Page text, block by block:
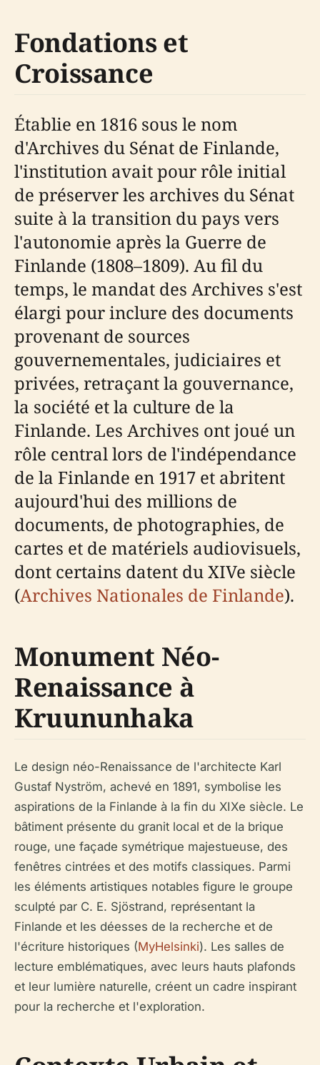
Fondations et
Croissance
Établie en 1816 sous le nom
d'Archives du Sénat de Finlande,
l'institution avait pour rôle initial
de préserver les archives du Sénat
suite à la transition du pays vers
l'autonomie après la Guerre de
Finlande (1808–1809). Au fil du
temps, le mandat des Archives s'est
élargi pour inclure des documents
provenant de sources
gouvernementales, judiciaires et
privées, retraçant la gouvernance,
la société et la culture de la
Finlande. Les Archives ont joué un
rôle central lors de l'indépendance
de la Finlande en 1917 et abritent
aujourd'hui des millions de
documents, de photographies, de
cartes et de matériels audiovisuels,
dont certains datent du XIVe siècle
(Archives Nationales de Finlande).
Monument Néo-
Renaissance à
Kruununhaka
Le design néo-Renaissance de l'architecte Karl
Gustaf Nyström, achevé en 1891, symbolise les
aspirations de la Finlande à la fin du XIXe siècle. Le
bâtiment présente du granit local et de la brique
rouge, une façade symétrique majestueuse, des
fenêtres cintrées et des motifs classiques. Parmi
les éléments artistiques notables figure le groupe
sculpté par C. E. Sjöstrand, représentant la
Finlande et les déesses de la recherche et de
l'écriture historiques (MyHelsinki). Les salles de
lecture emblématiques, avec leurs hauts plafonds
et leur lumière naturelle, créent un cadre inspirant
pour la recherche et l'exploration.